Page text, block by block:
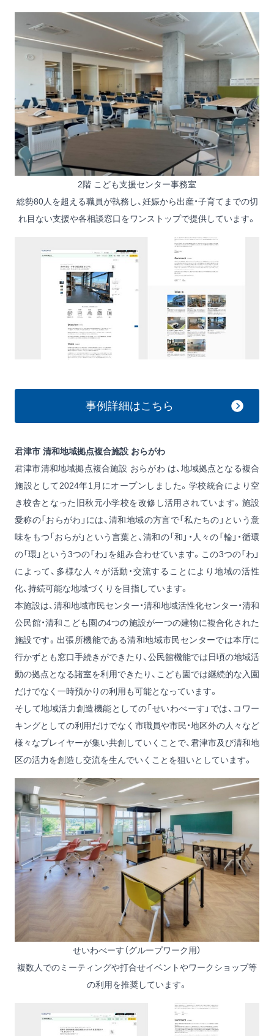
2階 こども支援センター事務室
総勢80人を超える職員が執務し、妊娠から出産・子育てまでの切
れ目ない支援や各相談窓口をワンストップで提供しています。
事例詳細はこちら
君津市 清和地域拠点複合施設 おらがわ
君津市清和地域拠点複合施設 おらがわ は、地域拠点となる複合
施設として2024年1月にオープンしました。学校統合により空
き校舎となった旧秋元小学校を改修し活用されています。施設
愛称の「おらがわ」には、清和地域の方言で「私たちの」という意
味をもつ「おらが」という言葉と、清和の「和」・人々の「輪」・循環
の「環」という3つの「わ」を組み合わせています。この3つの「わ」
によって、多様な人々が活動・交流することにより地域の活性
化、持続可能な地域づくりを目指しています。
本施設は、清和地域市民センター・清和地域活性化センター・清和
公民館・清和こども園の4つの施設が一つの建物に複合化された
施設です。出張所機能である清和地域市民センターでは本庁に
行かずとも窓口手続きができたり、公民館機能では日頃の地域活
動の拠点となる諸室を利用できたり、こども園では継続的な入園
だけでなく一時預かりの利用も可能となっています。
そして地域活力創造機能としての「せいわべーす」では、コワー
キングとしての利用だけでなく市職員や市民・地区外の人々など
様々なプレイヤーが集い共創していくことで、君津市及び清和地
区の活力を創造し交流を生んでいくことを狙いとしています。
せいわべーす（グループワーク用）
複数人でのミーティングや打合せイベントやワークショップ等
の利用を推奨しています。